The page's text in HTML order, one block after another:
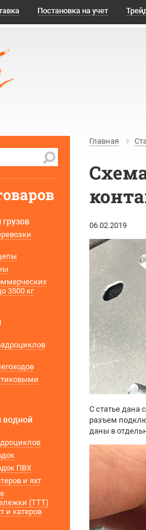
Постановка на учет
Главная
06.02.2019
С статье дана
разъем
даны в
3500 кг
водной
ПВХ
и яхт
(ТТТ)
и катеров